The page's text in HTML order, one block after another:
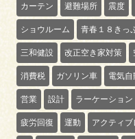
カーテン 避難場所 震度
ショウルーム 青春１８きっ
三和健設 改正空き家対策
消費税 ガソリン車 電気自
営業 設計 ラーケーション
疲労回復 運動 アクティブ